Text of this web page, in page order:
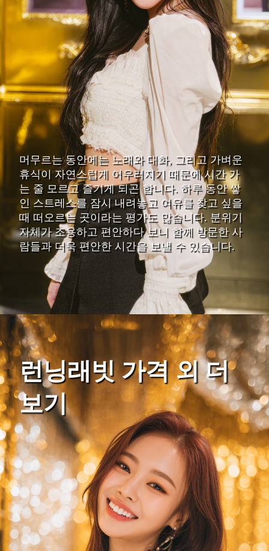
머무르는 동안에는 노래와 대화, 그리고 가벼운
휴식이 자연스럽게 어우러지기 때문에 시간 가
는 줄 모르고 즐기게 되곤 합니다. 하루 동안 쌓
인 스트레스를 잠시 내려놓고 여유를 찾고 싶을
때 떠오르는 곳이라는 평가도 많습니다. 분위기
자체가 조용하고 편안하다 보니 함께 방문한 사
람들과 더욱 편안한 시간을 보낼 수 있습니다.
런닝래빗 가격 외 더
보기